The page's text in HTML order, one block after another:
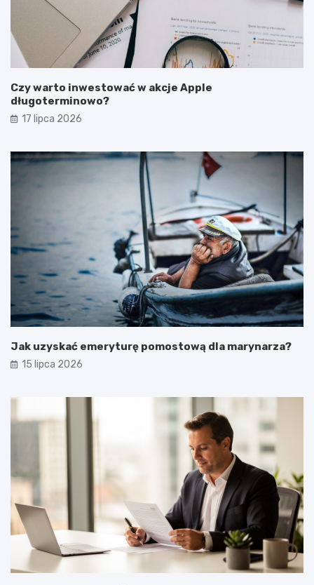
Czy warto inwestować w akcje Apple
długoterminowo?
17 lipca 2026
Jak uzyskać emeryturę pomostową dla marynarza?
15 lipca 2026